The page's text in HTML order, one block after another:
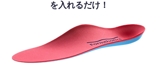
を入れるだけ！